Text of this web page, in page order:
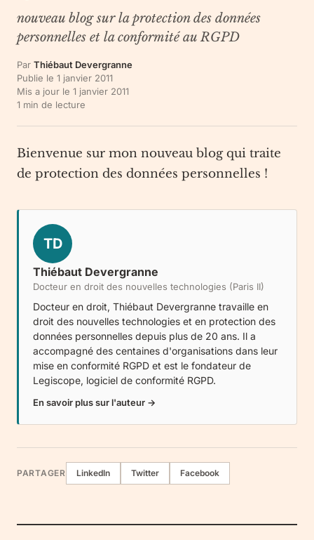
nouveau blog sur la protection des données
personnelles et la conformité au RGPD
Par Thiébaut Devergranne
Publie le 1 janvier 2011
Mis a jour le 1 janvier 2011
1 min de lecture
Bienvenue sur mon nouveau blog qui traite
de protection des données personnelles !
TD
Thiébaut Devergranne
Docteur en droit des nouvelles technologies (Paris II)
Docteur en droit, Thiébaut Devergranne travaille en
droit des nouvelles technologies et en protection des
données personnelles depuis plus de 20 ans. Il a
accompagné des centaines d'organisations dans leur
mise en conformité RGPD et est le fondateur de
Legiscope, logiciel de conformité RGPD.
En savoir plus sur l'auteur →
PARTAGER LinkedIn Twitter Facebook